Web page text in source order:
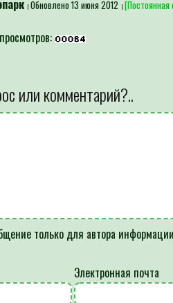
Обновлено 13 июня 2012 [Постоянная
или комментарий?..
только для автора
Электронная почта